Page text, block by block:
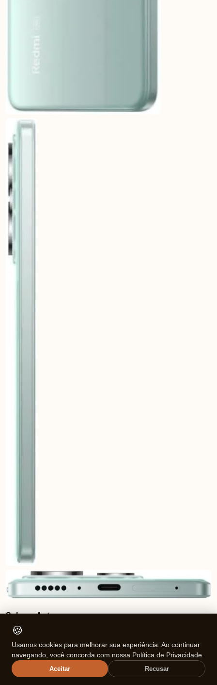
Sobre o Autor
Mariana Souza
Formada em Comunicação e especialista
em análise de produtos, Mariana foca na
🍪
Usamos cookies para melhorar sua experiência. Ao continuar
navegando, você concorda com nossa Política de Privacidade.
Aceitar Recusar